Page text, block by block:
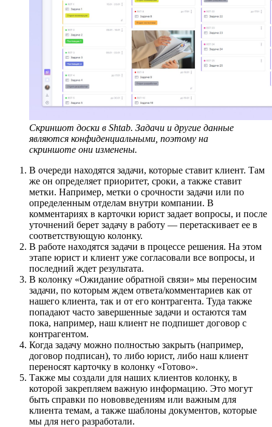
Скриншот доски в Shtab. Задачи и другие данные
являются конфиденциальными, поэтому на
скриншоте они изменены.
В очереди находятся задачи, которые ставит клиент. Там
же он определяет приоритет, сроки, а также ставит
метки. Например, метки о срочности задачи или по
определенным отделам внутри компании. В
комментариях в карточки юрист задает вопросы, и после
уточнений берет задачу в работу — перетаскивает ее в
соответствующую колонку.
В работе находятся задачи в процессе решения. На этом
этапе юрист и клиент уже согласовали все вопросы, и
последний ждет результата.
В колонку «Ожидание обратной связи» мы переносим
задачи, по которым ждем ответа/комментариев как от
нашего клиента, так и от его контрагента. Туда также
попадают часто завершенные задачи и остаются там
пока, например, наш клиент не подпишет договор с
контрагентом.
Когда задачу можно полностью закрыть (например,
договор подписан), то либо юрист, либо наш клиент
переносят карточку в колонку «Готово».
Также мы создали для наших клиентов колонку, в
которой закрепляем важную информацию. Это могут
быть справки по нововведениям или важным для
клиента темам, а также шаблоны документов, которые
мы для него разработали.